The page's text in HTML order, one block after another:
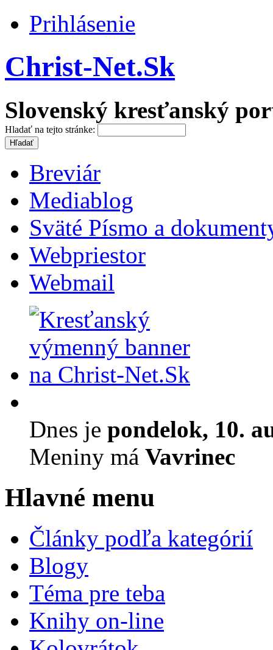
Prihlásenie
Christ-Net.Sk
Slovenský kresťanský
Hladať na tejto stránke:
Breviár
Mediablog
Sväté Písmo a
Webpriestor
Webmail
Dnes je pondelok, 10.
Meniny má Vavrinec
Hlavné menu
Články podľa kategórií
Blogy
Téma pre teba
Knihy on-line